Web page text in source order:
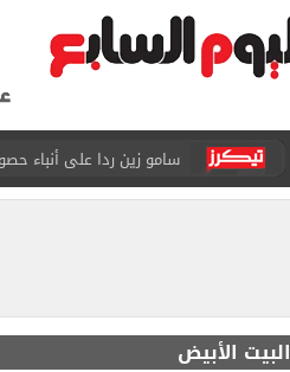
46 ألف طالب سجلوا رغباتهم فى تنسيق المرحلة الأولى للقبول بالجامعات حتى الآن
اليورو يغلق تعاملات
الرئيس السيسى وملك
ضبط شخص انتحل صفة ضابطالبيت الأبيض